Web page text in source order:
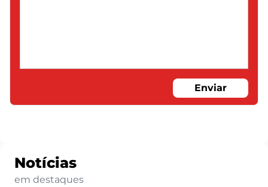
Enviar
Notícias
em destaques